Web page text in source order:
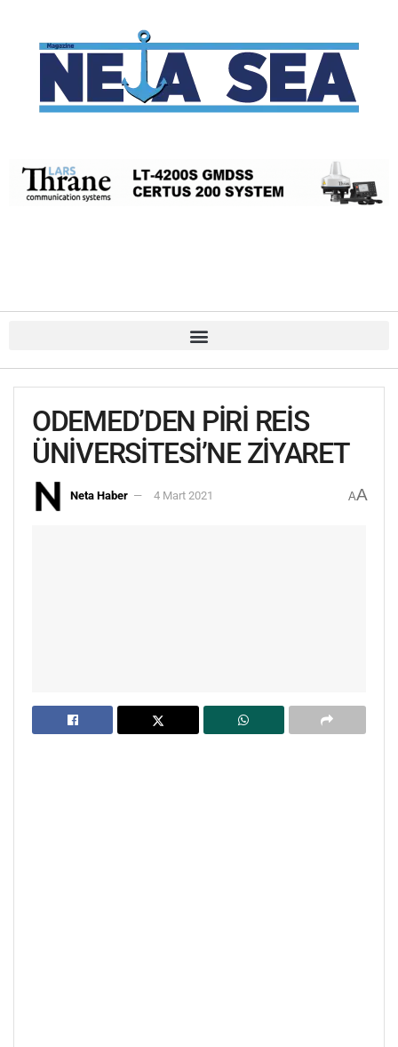
ODEMED’DEN PİRİ REİS
ÜNİVERSİTESİ’NE ZİYARET
Neta Haber 4 Mart 2021 AA